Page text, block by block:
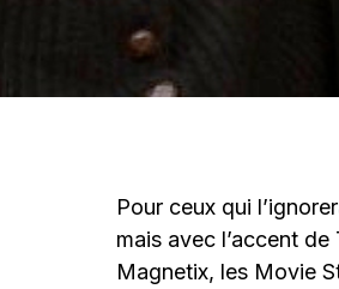
Pour ceux qui
mais avec l’accent
Magnetix, les Movie